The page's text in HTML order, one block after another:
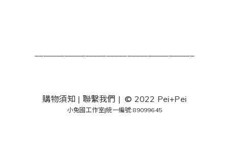
購物須知 | 聯繫我們 |© 2022 Pei+Pei
小兔國工作室|統一編號:89099645